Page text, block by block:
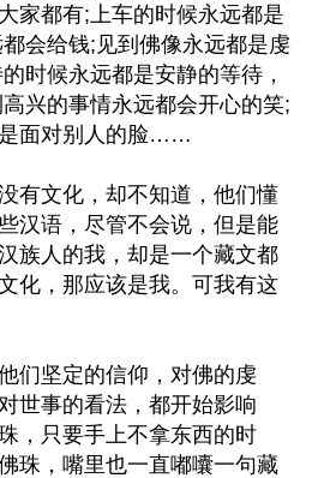
家都有;上车的时候永远都是
会给钱;见到佛像永远都是虔
时候永远都是安静的等待，
兴的事情永远都会开心的笑;
面对别人的脸……
有文化，却不知道，他们懂
汉语，尽管不会说，但是能
族人的我，却是一个藏文都
化，那应该是我。可我有这
们坚定的信仰，对佛的虔
世事的看法，都开始影响
，只要手上不拿东西的时
珠，嘴里也一直嘟囔一句藏